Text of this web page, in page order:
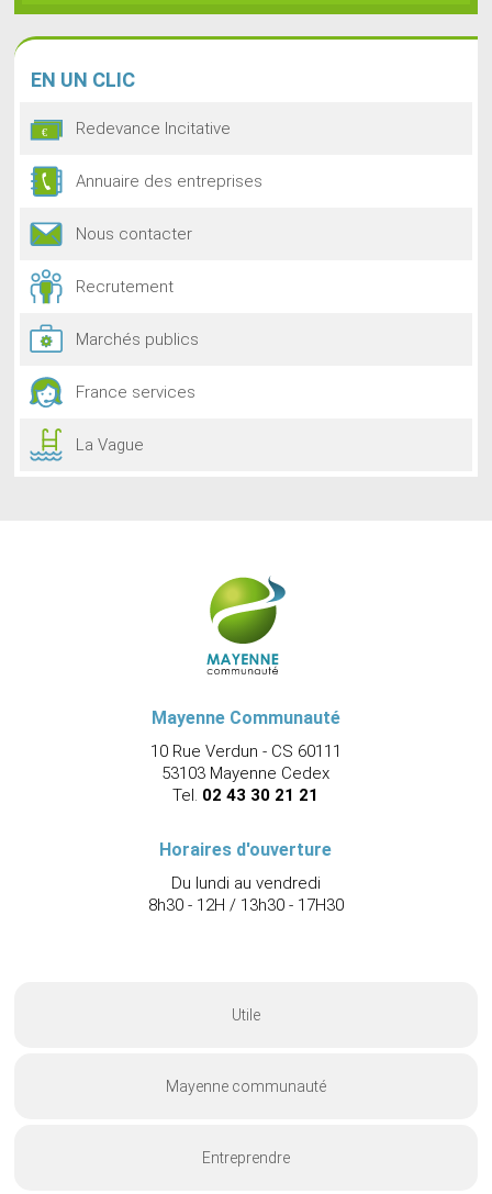
EN UN CLIC
Redevance Incitative
Annuaire des entreprises
Nous contacter
Recrutement
Marchés publics
France services
La Vague
Mayenne Communauté
10 Rue Verdun - CS 60111
53103 Mayenne Cedex
Tel. 02 43 30 21 21
Horaires d'ouverture
Du lundi au vendredi
8h30 - 12H / 13h30 - 17H30
Utile
Mayenne communauté
Entreprendre